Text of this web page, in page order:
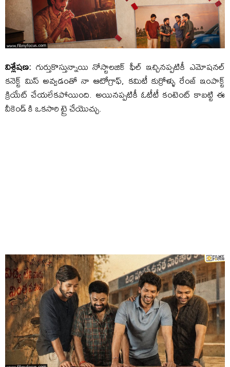
విశ్లేషణ: గుర్తుకొస్తున్నాయి నోస్టాలజిక్ ఫీల్ ఇచ్చినప్పటికీ ఎమోషనల్
కనెక్ట్ మిస్ అవ్వడంతో నా ఆటోగ్రాఫ్, కమిటీ కుర్రోళ్ళు రేంజ్ ఇంపాక్ట్
క్రియేట్ చేయలేకపోయింది. అయినప్పటికీ ఓటీటీ కంటెంట్ కాబట్టి ఈ
వీకెండ్ కి ఒకసారి ట్రై చేయొచ్చు.